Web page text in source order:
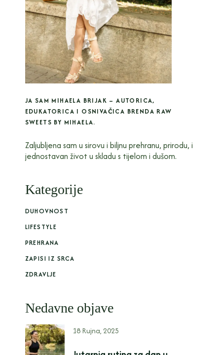
JA SAM MIHAELA BRIJAK – AUTORICA,
EDUKATORICA I OSNIVAČICA BRENDA RAW
SWEETS BY MIHAELA.
Zaljubljena sam u sirovu i biljnu prehranu, prirodu, i
jednostavan život u skladu s tijelom i dušom.
Kategorije
DUHOVNOST
LIFESTYLE
PREHRANA
ZAPISI IZ SRCA
ZDRAVLJE
Nedavne objave
18 Rujna, 2025